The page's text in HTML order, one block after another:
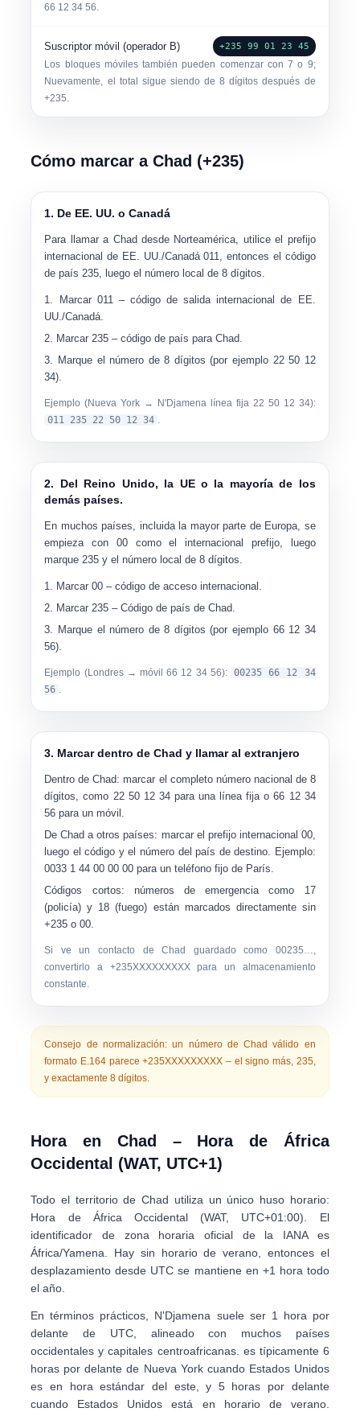
66 12 34 56.
Suscriptor móvil (operador B) +235 99 01 23 45
Los bloques móviles también pueden comenzar con 7 o 9;
Nuevamente, el total sigue siendo de 8 dígitos después de
+235.
Cómo marcar a Chad (+235)
1. De EE. UU. o Canadá
Para llamar a Chad desde Norteamérica, utilice el prefijo
internacional de EE. UU./Canadá011, entonces el código
de país235, luego el número local de 8 dígitos.
Marcar 011– código de salida internacional de EE.
UU./Canadá.
Marcar235 – código de país para Chad.
Marque elnúmero de 8 dígitos (por ejemplo 22 50 12
34).
Ejemplo (Nueva York → N'Djamena línea fija 22 50 12 34):
011 235 22 50 12 34 .
2. Del Reino Unido, la UE o la mayoría de los
demás países.
En muchos países, incluida la mayor parte de Europa, se
empieza con 00como el internacional prefijo, luego
marque235 y el número local de 8 dígitos.
Marcar00 – código de acceso internacional.
Marcar235 – Código de país de Chad.
Marque elnúmero de 8 dígitos (por ejemplo 66 12 34
56).
Ejemplo (Londres → móvil 66 12 34 56): 00235 66 12 34
56 .
3. Marcar dentro de Chad y llamar al extranjero
Dentro de Chad: marcar el completo número nacional de 8
dígitos, como 22 50 12 34para una línea fija o66 12 34
56 para un móvil.
De Chad a otros países: marcar el prefijo internacional 00,
luego el código y el número del país de destino. Ejemplo:
0033 1 44 00 00 00 para un teléfono fijo de París.
Códigos cortos: números de emergencia como 17
(policía) y 18 (fuego) están marcados directamente sin
+235 o 00.
Si ve un contacto de Chad guardado como 00235…,
convertirlo a +235XXXXXXXXXpara un almacenamiento
constante.
Consejo de normalización:un número de Chad válido en
formato E.164 parece+235XXXXXXXXX – el signo más, 235,
y exactamente8 dígitos.
Hora en Chad – Hora de África
Occidental (WAT, UTC+1)
Todo el territorio de Chad utiliza un único huso horario:
Hora de África Occidental (WAT, UTC+01:00) . El
identificador de zona horaria oficial de la IANA es
África/Yamena . Hay sin horario de verano , entonces el
desplazamiento desde UTC se mantiene en +1 hora todo
el año.
En términos prácticos, N'Djamena suele ser 1 hora por
delante de UTC, alineado con muchos países
occidentales y capitales centroafricanas. es típicamente 6
horas por delante de Nueva Yorkcuando Estados Unidos
es en hora estándar del este, y 5 horas por delante
cuando Estados Unidos está en horario de verano.